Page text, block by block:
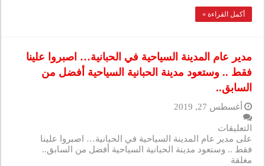
أكمل القراءة »
مدير عام المدينة السياحية في الحبانية… اصبروا علينا
فقط .. وستعود مدينة الحبانية السياحية أفضل من
السابق..
أغسطس 27, 2019
التعليقات
على مدير عام المدينة السياحية في الحبانية… اصبروا علينا
فقط .. وستعود مدينة الحبانية السياحية أفضل من السابق..
مغلقة